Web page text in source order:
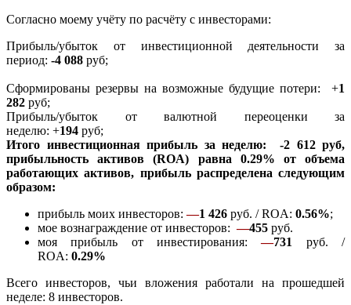
Согласно моему учёту по расчёту с инвесторами:
Прибыль/убыток от инвестиционной деятельности за
период: -4 088 руб;
Сформированы резервы на возможные будущие потери: +1
282 руб;
Прибыль/убыток от валютной переоценки за
неделю: +194 руб;
Итого инвестиционная прибыль за неделю:
-2 612 руб,
прибыльность активов (ROA) равна 0.29% от объема
работающих активов, прибыль распределена следующим
образом:
прибыль моих инвесторов:—1 426 руб. / ROA: 0.56%;
мое вознаграждение от инвесторов:—455 руб.
моя прибыль от инвестирования:—731
руб. /
ROA: 0.29%
Всего инвесторов, чьи вложения работали на прошедшей
неделе: 8 инвесторов.